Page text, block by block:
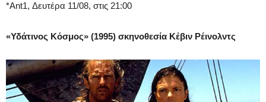
*Ant1, Δευτέρα 11/08, στις 21:00
«Υδάτινος Κόσμος» (1995) σκηνοθεσία Κέβιν Ρέινολντς